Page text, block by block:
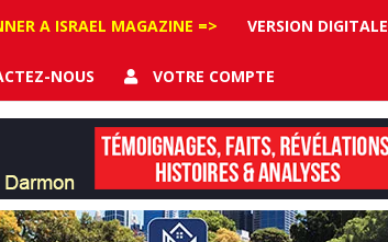
A ISRAEL MAGAZINE => VERSION DIGITALE
NOUS VOTRE COMPTE